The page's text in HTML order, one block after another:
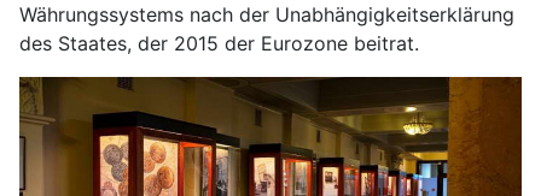
Währungssystems nach der Unabhängigkeitserklärung
des Staates, der 2015 der Eurozone beitrat.